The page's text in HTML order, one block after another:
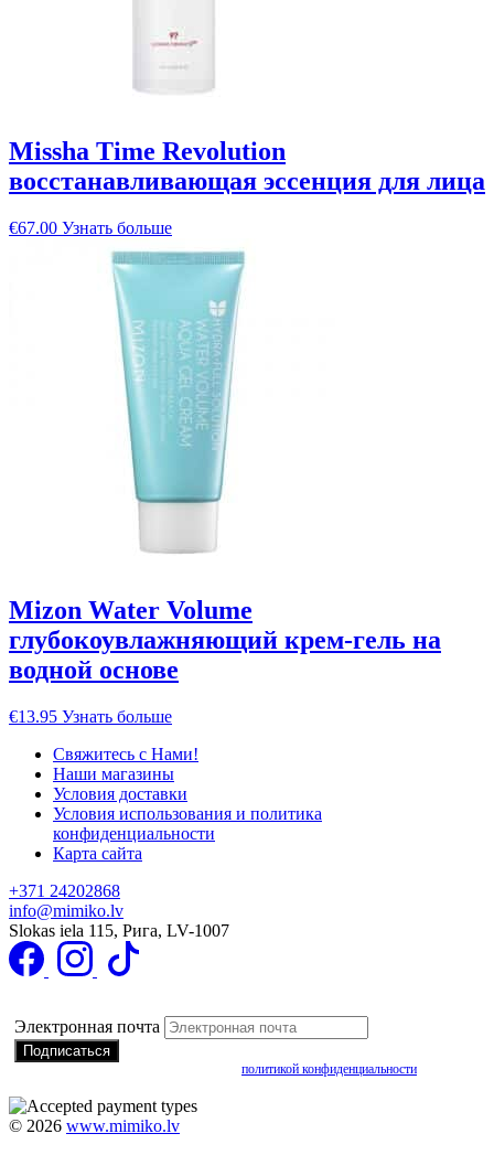
Missha Time Revolution
восстанавливающая эссенция для лица
€67.00 Узнать больше
Mizon Water Volume
глубокоувлажняющий крем-гель на
водной основе
€13.95 Узнать больше
Свяжитесь с Нами!
Наши магазины
Условия доставки
Условия использования и политика
конфиденциальности
Карта сайта
+371 24202868
info@mimiko.lv
Slokas iela 115, Рига, LV-1007
Электронная почта
политикой конфиденциальности
© 2026 www.mimiko.lv